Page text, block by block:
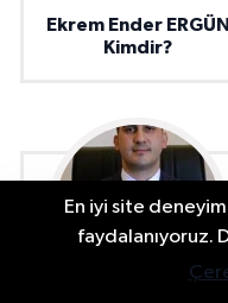
Ekrem Ender ERGÜN
Kimdir?
En iyi site
faydalanıyoruz.
Bartın'da
Şüpheli Aranıyor